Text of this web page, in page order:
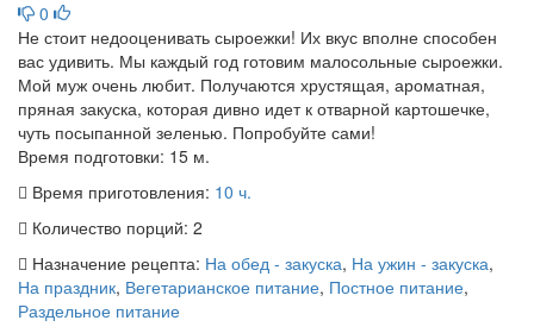
0
Не стоит недооценивать сыроежки! Их вкус вполне способен
вас удивить. Мы каждый год готовим малосольные сыроежки.
Мой муж очень любит. Получаются хрустящая, ароматная,
пряная закуска, которая дивно идет к отварной картошечке,
чуть посыпанной зеленью. Попробуйте сами!
Время подготовки: 15 м.
Время приготовления: 10 ч.
Количество порций: 2
Назначение рецепта: На обед - закуска, На ужин - закуска,
На праздник, Вегетарианское питание, Постное питание,
Раздельное питание